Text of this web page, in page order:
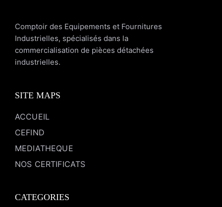
Comptoir des Equipements et Fournitures
Industrielles, spécialisés dans la
commercialisation de pièces détachées
industrielles.
SITE MAPS
ACCUEIL
CEFIND
MEDIATHEQUE
NOS CERTIFICATS
CATEGORIES